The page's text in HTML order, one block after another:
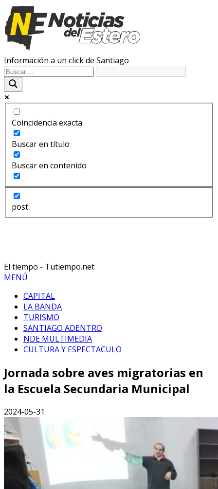
Información a un click de Santiago
Coincidencia exacta
Buscar en título
Buscar en contenido
post
El tiempo - Tutiempo.net
MENÚ
CAPITAL
LA BANDA
TURISMO
SANTIAGO ADENTRO
NDE MULTIMEDIA
CULTURA Y ESPECTACULO
Jornada sobre aves migratorias en
la Escuela Secundaria Municipal
2024-05-31